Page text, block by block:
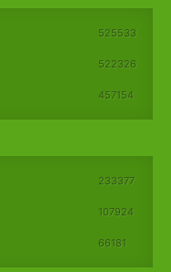
525533
522326
457154
233377
107924
66181